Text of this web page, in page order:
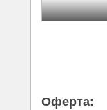
Оферта: